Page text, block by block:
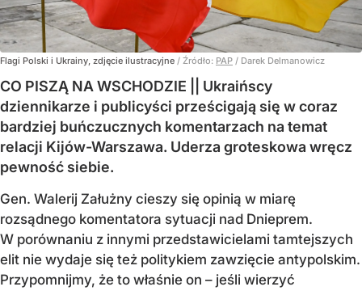
Flagi Polski i Ukrainy, zdjęcie ilustracyjne / Źródło: PAP / Darek Delmanowicz
CO PISZĄ NA WSCHODZIE || Ukraińscy
dziennikarze i publicyści prześcigają się w coraz
bardziej buńczucznych komentarzach na temat
relacji Kijów-Warszawa. Uderza groteskowa wręcz
pewność siebie.
Gen. Walerij Załużny cieszy się opinią w miarę
rozsądnego komentatora sytuacji nad Dnieprem.
W porównaniu z innymi przedstawicielami tamtejszych
elit nie wydaje się też politykiem zawzięcie antypolskim.
Przypomnijmy, że to właśnie on – jeśli wierzyć